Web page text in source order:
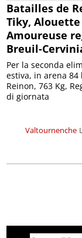
Batailles de
Tiky, Alouette
Amoureuse
Breuil-
Valtournenche
Per la seconda
estiva, in arena 84
Reinon, 763 Kg,
di giornata